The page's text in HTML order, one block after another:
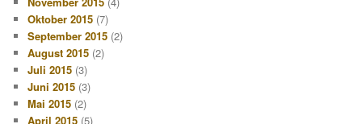
Oktober 2015 (7)
September 2015 (2)
August 2015 (2)
Juli 2015 (3)
Juni 2015 (3)
Mai 2015 (2)
April 2015 (5)